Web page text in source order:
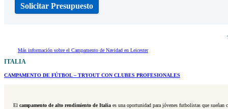
Solicitar Presupuesto
Más información sobre el Campamento de Navidad en Leicester
ITALIA
CAMPAMENTO DE FÚTBOL – TRYOUT CON CLUBES PROFESIONALES
Elcampamento de alto rendimiento de Italia es una oportunidad para jóvenes futbolistas que